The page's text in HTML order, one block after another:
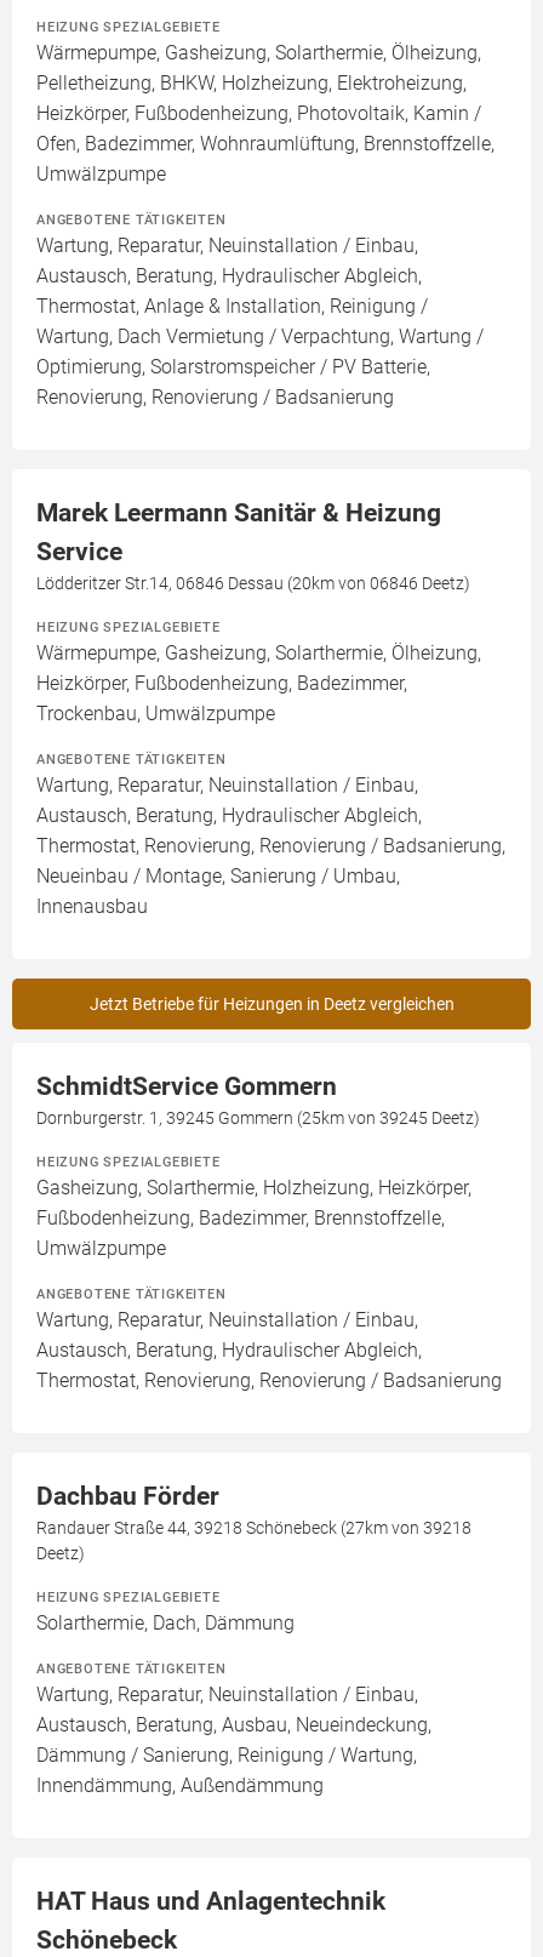
HEIZUNG SPEZIALGEBIETE
Wärmepumpe, Gasheizung, Solarthermie, Ölheizung,
Pelletheizung, BHKW, Holzheizung, Elektroheizung,
Heizkörper, Fußbodenheizung, Photovoltaik, Kamin /
Ofen, Badezimmer, Wohnraumlüftung, Brennstoffzelle,
Umwälzpumpe
ANGEBOTENE TÄTIGKEITEN
Wartung, Reparatur, Neuinstallation / Einbau,
Austausch, Beratung, Hydraulischer Abgleich,
Thermostat, Anlage & Installation, Reinigung /
Wartung, Dach Vermietung / Verpachtung, Wartung /
Optimierung, Solarstromspeicher / PV Batterie,
Renovierung, Renovierung / Badsanierung
Marek Leermann Sanitär & Heizung
Service
Lödderitzer Str.14, 06846 Dessau (20km von 06846 Deetz)
HEIZUNG SPEZIALGEBIETE
Wärmepumpe, Gasheizung, Solarthermie, Ölheizung,
Heizkörper, Fußbodenheizung, Badezimmer,
Trockenbau, Umwälzpumpe
ANGEBOTENE TÄTIGKEITEN
Wartung, Reparatur, Neuinstallation / Einbau,
Austausch, Beratung, Hydraulischer Abgleich,
Thermostat, Renovierung, Renovierung / Badsanierung,
Neueinbau / Montage, Sanierung / Umbau,
Innenausbau
Jetzt Betriebe für Heizungen in Deetz vergleichen
SchmidtService Gommern
Dornburgerstr. 1, 39245 Gommern (25km von 39245 Deetz)
HEIZUNG SPEZIALGEBIETE
Gasheizung, Solarthermie, Holzheizung, Heizkörper,
Fußbodenheizung, Badezimmer, Brennstoffzelle,
Umwälzpumpe
ANGEBOTENE TÄTIGKEITEN
Wartung, Reparatur, Neuinstallation / Einbau,
Austausch, Beratung, Hydraulischer Abgleich,
Thermostat, Renovierung, Renovierung / Badsanierung
Dachbau Förder
Randauer Straße 44, 39218 Schönebeck (27km von 39218
Deetz)
HEIZUNG SPEZIALGEBIETE
Solarthermie, Dach, Dämmung
ANGEBOTENE TÄTIGKEITEN
Wartung, Reparatur, Neuinstallation / Einbau,
Austausch, Beratung, Ausbau, Neueindeckung,
Dämmung / Sanierung, Reinigung / Wartung,
Innendämmung, Außendämmung
HAT Haus und Anlagentechnik
Schönebeck